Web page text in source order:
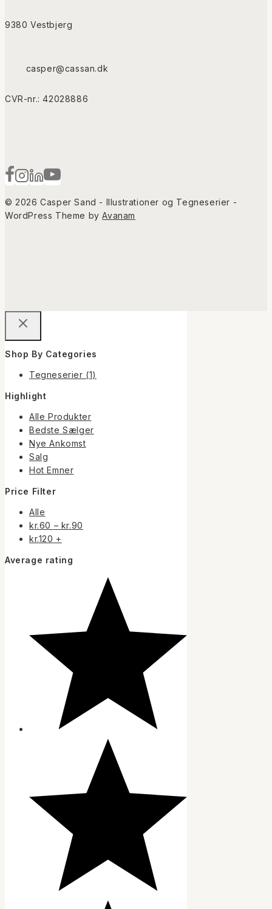
9380 Vestbjerg
casper@cassan.dk
CVR-nr.: 42028886
© 2026 Casper Sand - Illustrationer og Tegneserier -
WordPress Theme byAvanam
Shop By Categories
Tegneserier (1)
Highlight
Alle Produkter
Bedste Sælger
Nye Ankomst
Salg
Hot Emner
Price Filter
Alle
kr.60 – kr.90
kr.120 +
Average rating